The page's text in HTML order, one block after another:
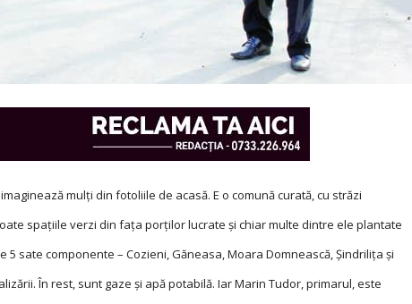
mulţi din fotoliile de acasă. E o comună curată, cu străzi
spaţiile verzi din faţa porţilor lucrate și chiar multe dintre ele plantate
sate componente – Cozieni, Găneasa, Moara Domnească, Șindriliţa și
În rest, sunt gaze și apă potabilă. Iar Marin Tudor, primarul, este